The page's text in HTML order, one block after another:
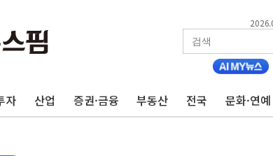
자 산업 증권·금융 부동산 전국 문화·연예
창호 교체하다 난간 무너져…대전서 50대 일용직 추락 사망
장동혁 "규제와 대출 풀고 재개발·재건축 촉진하는 것이
AI에 승부 건 네이버…내년 AI 팩토리 매출 본격화